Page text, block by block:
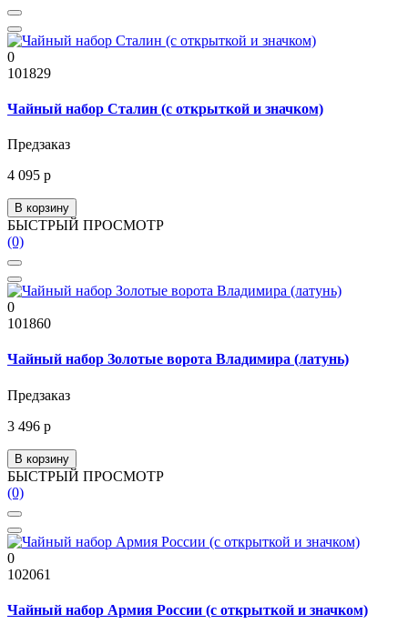
0
101829
Чайный набор Сталин (с открыткой и значком)
Предзаказ
4 095 р
В корзину
БЫСТРЫЙ ПРОСМОТР
(0)
0
101860
Чайный набор Золотые ворота Владимира (латунь)
Предзаказ
3 496 р
В корзину
БЫСТРЫЙ ПРОСМОТР
(0)
0
102061
Чайный набор Армия России (с открыткой и значком)